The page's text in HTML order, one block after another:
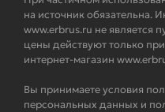
на источник обязательна.
www.erbrus.ru не является
цены действуют только
интернет-магазин
Вы принимаете условия
персональных данных и